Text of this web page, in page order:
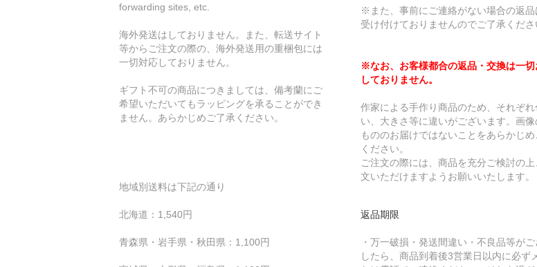
forwarding sites, etc.
海外発送はしておりません。また、転送サイト
等からご注文の際の、海外発送用の重梱包には
一切対応しておりません。
ギフト不可の商品につきましては、備考蘭にご
希望いただいてもラッピングを承ることができ
ません。あらかじめご了承ください。
地域別送料は下記の通り
北海道：1,540円
青森県・岩手県・秋田県：1,100円
※また、事前にご連絡がない場合の返品
受け付けておりませんのでご了承くださ
※なお、お客様都合の返品・交換は一切
しておりません。
作家による手作り商品のため、それぞれ
い、大きさ等に違いがございます。画
もののお届けではないことをあらかじめ
ください。
ご注文の際には、商品を充分ご検討の上
文いただけますようお願いいたします。
返品期限
・万一破損・発送間違い・不良品等がご
したら、商品到着後3営業日以内に必ず